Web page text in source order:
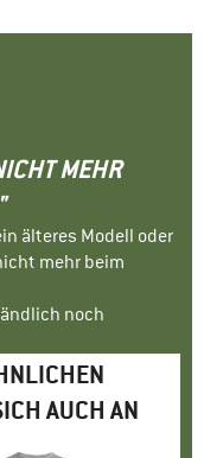
MEHR
älteres Modell oder
mehr beim
noch
AUCH AN